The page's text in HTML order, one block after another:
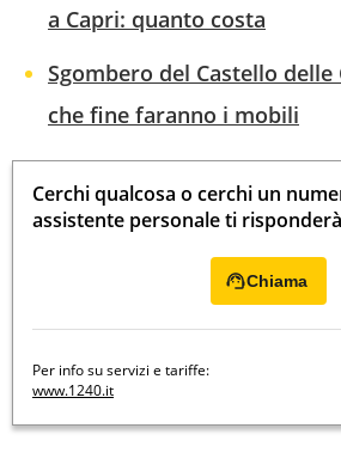
a Capri: quanto costa
Sgombero del Castello delle
che fine faranno i mobili
Cerchi qualcosa o cerchi un
assistente personale ti
Chiama
Per info su servizi e tariffe:
www.1240.it